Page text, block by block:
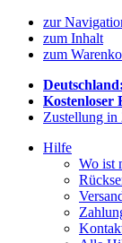
zur
zum Inhalt
zum
Kostenloser
Zustellung in
Hilfe
Wo ist